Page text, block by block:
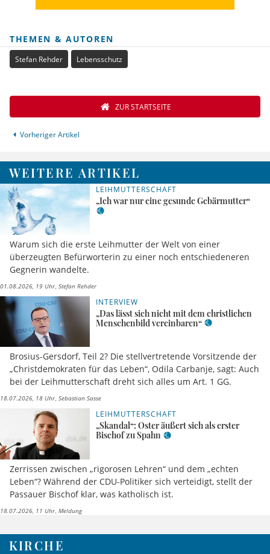
THEMEN & AUTOREN
Stefan Rehder Lebensschutz
Vorheriger Artikel
ZUR STARTSEITE
WEITERE ARTIKEL
LEIHMUTTERSCHAFT
„Ich war nur eine gesunde Gebärmutter“
Warum sich die erste Leihmutter der Welt von einer
überzeugten Befürworterin zu einer noch entschiedeneren
Gegnerin wandelte.
01.08.2026, 19 Uhr Stefan Rehder
INTERVIEW
„Das lässt sich nicht mit dem christlichen
Menschenbild vereinbaren“
Brosius-Gersdorf, Teil 2? Die stellvertretende Vorsitzende der
„Christdemokraten für das Leben“, Odila Carbanje, sagt: Auch
bei der Leihmutterschaft dreht sich alles um Art. 1 GG.
18.07.2026, 18 Uhr Sebastian Sasse
LEIHMUTTERSCHAFT
„Skandal“: Oster äußert sich als erster
Bischof zu Spahn
Zerrissen zwischen „rigorosen Lehren“ und dem „echten
Leben“? Während der CDU-Politiker sich verteidigt, stellt der
Passauer Bischof klar, was katholisch ist.
18.07.2026, 11 Uhr Meldung
KIRCHE